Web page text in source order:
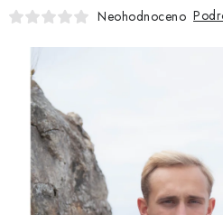
OBUV
SAUNA A ZDRAVÍ
ZAHRADA
Doprava a platba Hodnocení
Neohodnoceno